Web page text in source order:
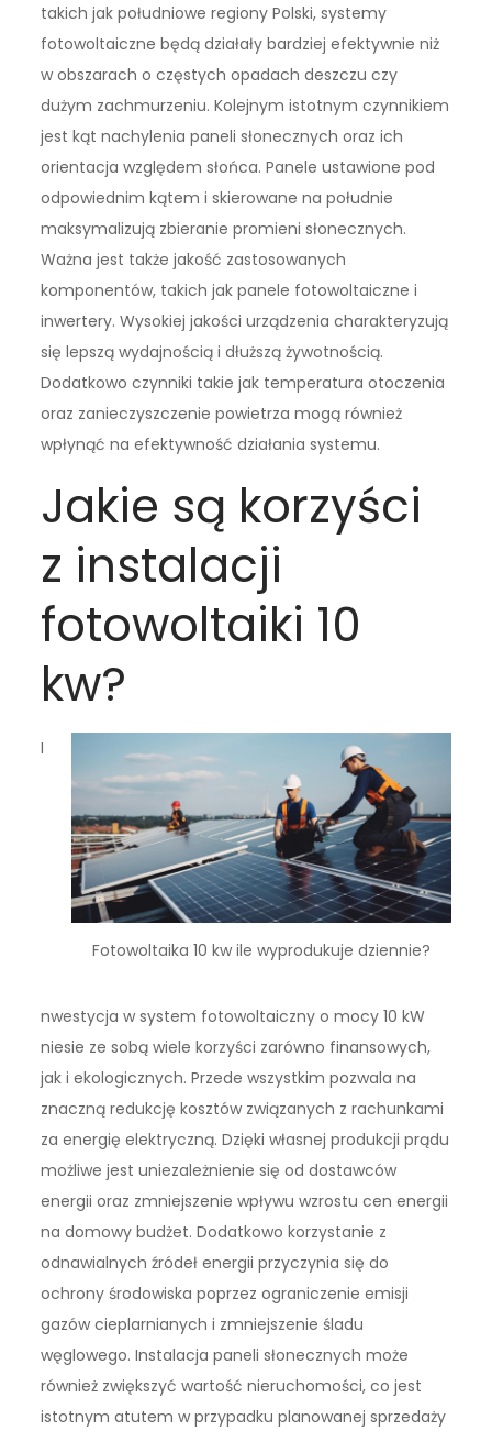
takich jak południowe regiony Polski, systemy
fotowoltaiczne będą działały bardziej efektywnie niż
w obszarach o częstych opadach deszczu czy
dużym zachmurzeniu. Kolejnym istotnym czynnikiem
jest kąt nachylenia paneli słonecznych oraz ich
orientacja względem słońca. Panele ustawione pod
odpowiednim kątem i skierowane na południe
maksymalizują zbieranie promieni słonecznych.
Ważna jest także jakość zastosowanych
komponentów, takich jak panele fotowoltaiczne i
inwertery. Wysokiej jakości urządzenia charakteryzują
się lepszą wydajnością i dłuższą żywotnością.
Dodatkowo czynniki takie jak temperatura otoczenia
oraz zanieczyszczenie powietrza mogą również
wpłynąć na efektywność działania systemu.
Jakie są korzyści
z instalacji
fotowoltaiki 10
kw?
Fotowoltaika 10 kw ile wyprodukuje dziennie?
I
nwestycja w system fotowoltaiczny o mocy 10 kW
niesie ze sobą wiele korzyści zarówno finansowych,
jak i ekologicznych. Przede wszystkim pozwala na
znaczną redukcję kosztów związanych z rachunkami
za energię elektryczną. Dzięki własnej produkcji prądu
możliwe jest uniezależnienie się od dostawców
energii oraz zmniejszenie wpływu wzrostu cen energii
na domowy budżet. Dodatkowo korzystanie z
odnawialnych źródeł energii przyczynia się do
ochrony środowiska poprzez ograniczenie emisji
gazów cieplarnianych i zmniejszenie śladu
węglowego. Instalacja paneli słonecznych może
również zwiększyć wartość nieruchomości, co jest
istotnym atutem w przypadku planowanej sprzedaży